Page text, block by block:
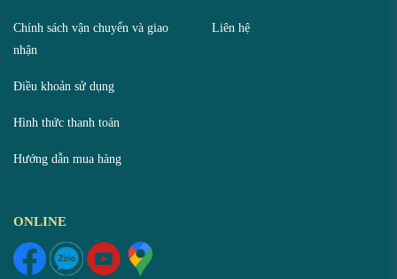
Chính sách vận chuyển và giao
nhận
Điều khoản sử dụng
Hình thức thanh toán
Hướng dẫn mua hàng
Liên hệ
ONLINE